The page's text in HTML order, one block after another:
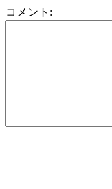
コメント: